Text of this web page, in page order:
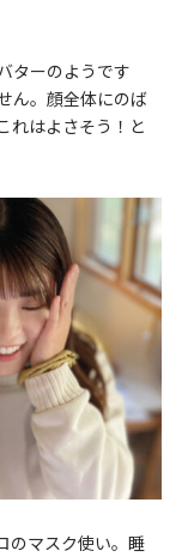
ターのようです
ん。顔全体にのば
れはよさそう！と
のマスク使い。睡